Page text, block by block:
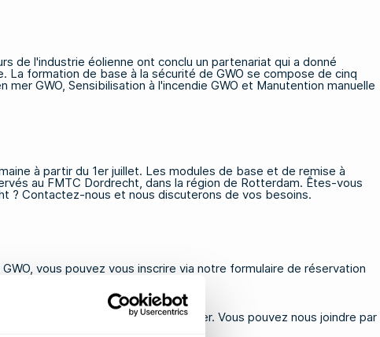
de l'industrie éolienne ont conclu un partenariat qui a donné
La formation de base à la sécurité de GWO se compose de cinq
mer GWO Sensibilisation à l'incendie GWO et Manutention manuelle
à partir du 1er juillet. Les modules de base et de remise à
au FMTC Dordrecht, dans la région de Rotterdam. Êtes-vous
? Contactez-nous et nous discuterons de vos besoins.
vous pouvez vous inscrire via notre formulaire de réservation
? N'hésitez pas à nous contacter. Vous pouvez nous joindre par